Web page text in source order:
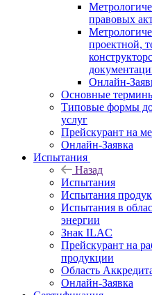
правовых
проектной,
Онлайн-
Основные
Типовые формы
услуг
Прейскурант на
Онлайн-Заявка
Испытания
Назад
Испытания
Испытания
Испытания в
энергии
Знак ILAC
Прейскурант на
продукции
Область
Онлайн-Заявка